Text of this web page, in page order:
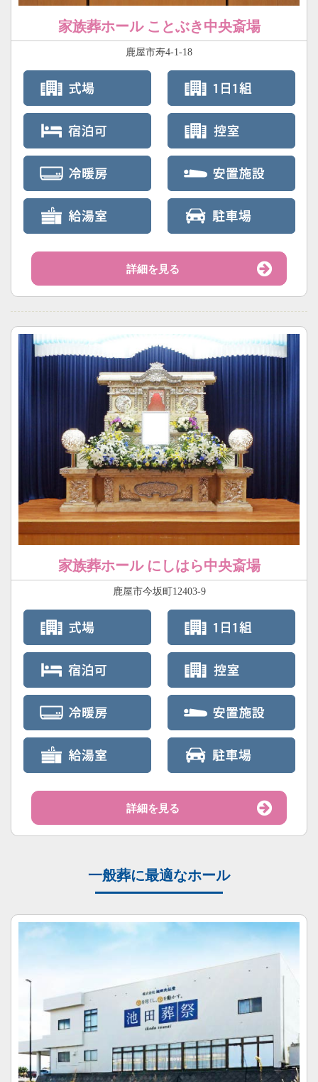
家族葬ホール ことぶき中央斎場
鹿屋市寿4-1-18
詳細を見る
家族葬ホール にしはら中央斎場
鹿屋市今坂町12403-9
詳細を見る
一般葬に最適なホール